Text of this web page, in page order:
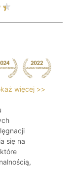
więcej >>
się na